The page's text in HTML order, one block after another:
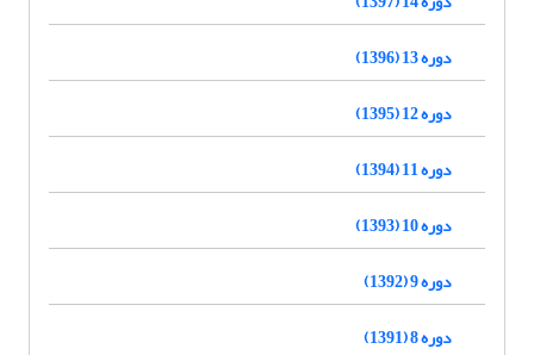
دوره 13 (1396)
دوره 12 (1395)
دوره 11 (1394)
دوره 10 (1393)
دوره 9 (1392)
دوره 8 (1391)